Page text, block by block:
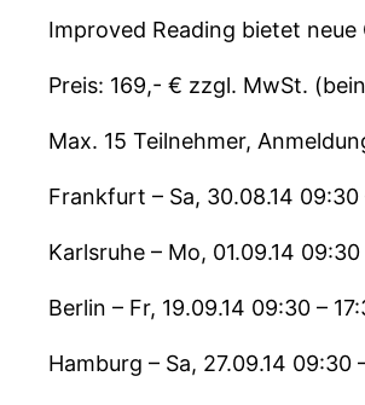
Improved Reading bietet
Preis: 169,- € zzgl. MwSt.
Max. 15 Teilnehmer,
Frankfurt – Sa, 30.08.14 09:30
Karlsruhe – Mo, 01.09.14 09:30
Berlin – Fr, 19.09.14 09:30 –
Hamburg – Sa, 27.09.14 09:30